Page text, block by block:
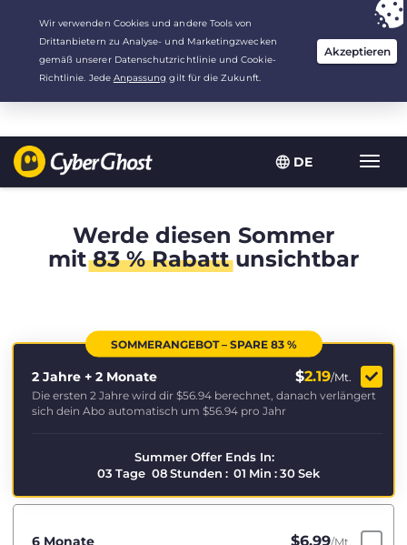
DE
Deine Wahl:Der beste Deal für 2.1666666666667 Jahre zu $
/Monat
Werde diesen Sommer
mit83 % Rabattunsichtbar
SOMMERANGEBOT – SPARE 83 %
2 Jahre + 2 Monate $2.19/Mt.
Die ersten 2 Jahre wird dir $56.94 berechnet, danach verlängert
sich dein Abo automatisch um $56.94 pro Jahr
Summer Offer Ends In:
03 Tage 08Stunden : 01 Min : 29Sek
6 Monate $6.99/Mt.